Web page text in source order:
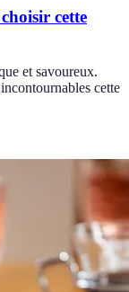
cette
et savoureux.
cette